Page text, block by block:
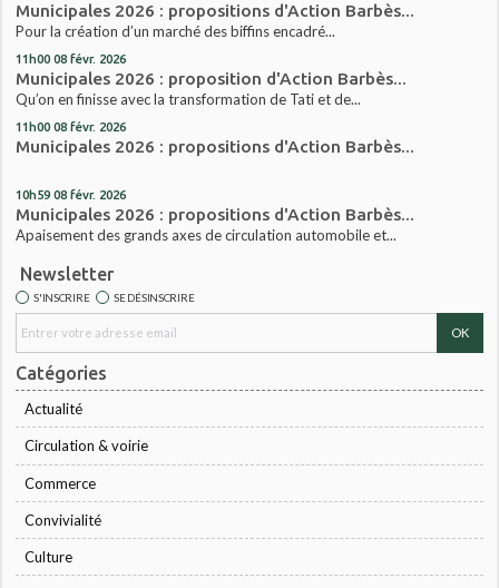
Municipales 2026 : propositions d'Action Barbès...
Pour la création d’un marché des biffins encadré...
11h00 08 févr. 2026
Municipales 2026 : proposition d'Action Barbès...
Qu’on en finisse avec la transformation de Tati et de...
11h00 08 févr. 2026
Municipales 2026 : propositions d'Action Barbès...
10h59 08 févr. 2026
Municipales 2026 : propositions d'Action Barbès...
Apaisement des grands axes de circulation automobile et...
Newsletter
S'INSCRIRE SE DÉSINSCRIRE
Catégories
Actualité
Circulation & voirie
Commerce
Convivialité
Culture